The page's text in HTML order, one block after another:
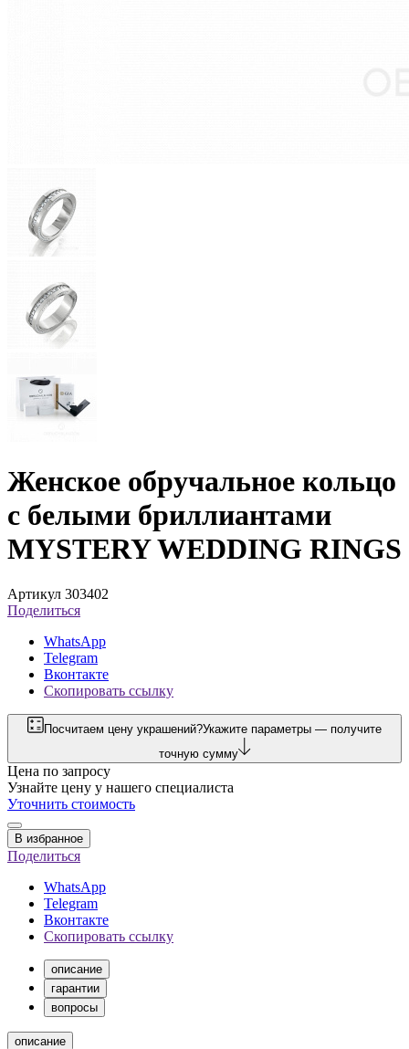
Женское обручальное кольцо
с белыми бриллиантами
MYSTERY WEDDING RINGS
Артикул 303402
Поделиться
WhatsApp
Telegram
Вконтакте
Скопировать ссылку
Посчитаем цену украшений?Укажите параметры — получите
точную сумму
Цена по запросу
Узнайте цену у нашего специалиста
Уточнить стоимость
В избранное
Поделиться
WhatsApp
Telegram
Вконтакте
Скопировать ссылку
описание
гарантии
вопросы
описание